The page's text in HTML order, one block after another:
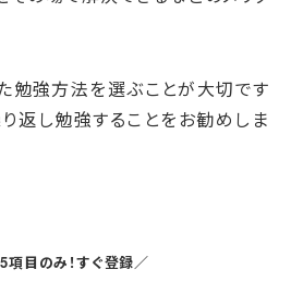
勉強方法を選ぶことが大切です
返し勉強することをお勧めしま
項目のみ！すぐ登録／